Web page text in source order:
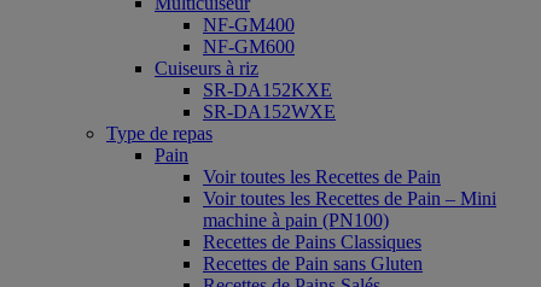
NF-GM400
NF-GM600
Cuiseurs à riz
SR-DA152KXE
SR-DA152WXE
Type de repas
Pain
Voir toutes les Recettes de Pain
Voir toutes les Recettes de Pain – Mini
machine à pain (PN100)
Recettes de Pains Classiques
Recettes de Pain sans Gluten